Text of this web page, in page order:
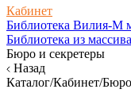
Кабинет
Библиотека Вилия-М
Библиотека из массива
Бюро и секретеры
Назад
Каталог/Кабинет/